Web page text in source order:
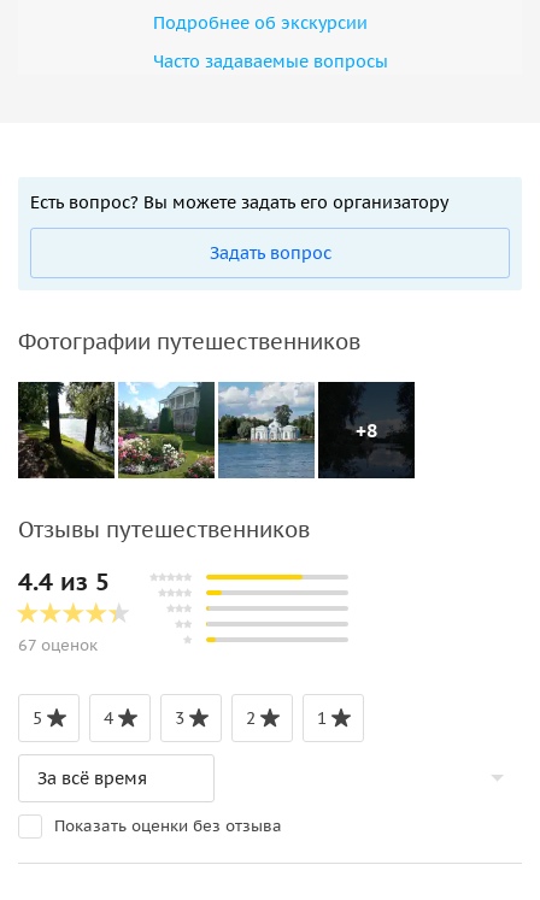
Подробнее об экскурсии
Часто задаваемые вопросы
Есть вопрос? Вы можете задать его организатору
Задать вопрос
Фотографии путешественников
+8
Отзывы путешественников
4.4 из 5
67 оценок
5 4 3 2 1
Показать оценки без отзыва